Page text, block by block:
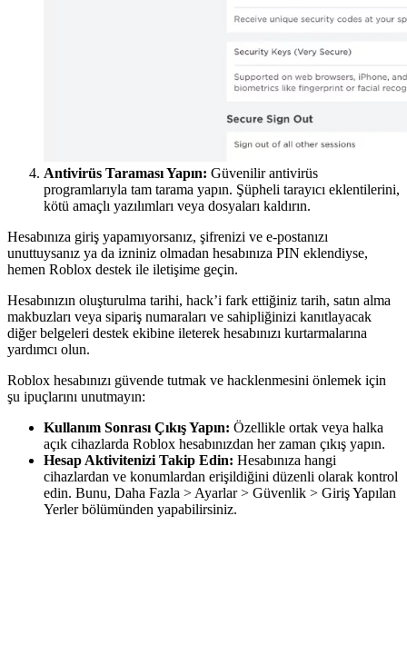
Antivirüs Taraması Yapın: Güvenilir antivirüs
programlarıyla tam tarama yapın. Şüpheli tarayıcı eklentilerini,
kötü amaçlı yazılımları veya dosyaları kaldırın.
Hesabınıza giriş yapamıyorsanız, şifrenizi ve e-postanızı
unuttuysanız ya da izniniz olmadan hesabınıza PIN eklendiyse,
hemen Roblox destek ile iletişime geçin.
Hesabınızın oluşturulma tarihi, hack’i fark ettiğiniz tarih, satın alma
makbuzları veya sipariş numaraları ve sahipliğinizi kanıtlayacak
diğer belgeleri destek ekibine ileterek hesabınızı kurtarmalarına
yardımcı olun.
Roblox hesabınızı güvende tutmak ve hacklenmesini önlemek için
şu ipuçlarını unutmayın:
Kullanım Sonrası Çıkış Yapın: Özellikle ortak veya halka
açık cihazlarda Roblox hesabınızdan her zaman çıkış yapın.
Hesap Aktivitenizi Takip Edin: Hesabınıza hangi
cihazlardan ve konumlardan erişildiğini düzenli olarak kontrol
edin. Bunu, Daha Fazla > Ayarlar > Güvenlik > Giriş Yapılan
Yerler bölümünden yapabilirsiniz.